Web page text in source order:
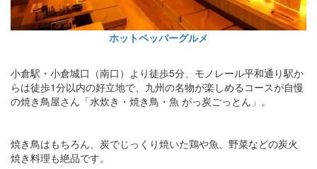
ホットペッパーグルメ
小倉駅・小倉城口（南口）より徒歩5分、モノレール平和通り駅か
らは徒歩1分以内の好立地で、九州の名物が楽しめるコースが自慢
の焼き鳥屋さん「水炊き・焼き鳥・魚 がっ炭ごっとん」。
焼き鳥はもちろん、炭でじっくり焼いた鶏や魚、野菜などの炭火
焼き料理も絶品です。